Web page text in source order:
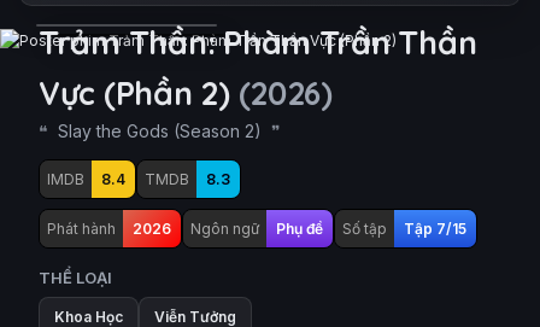
Trảm Thần: Phàm Trần Thần
Vực (Phần 2) (2026)
Slay the Gods (Season 2)
IMDB 8.4 TMDB 8.3
Phát hành 2026 Ngôn ngữ Phụ đề Số tập Tập 7/15
THỂ LOẠI
Khoa Học Viễn Tưởng